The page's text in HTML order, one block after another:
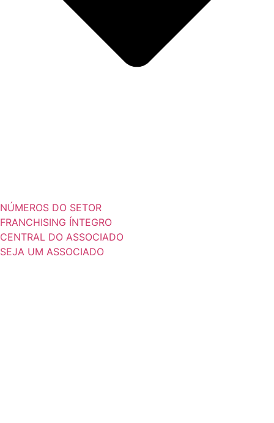
NÚMEROS DO SETOR
FRANCHISING ÍNTEGRO
CENTRAL DO ASSOCIADO
SEJA UM ASSOCIADO